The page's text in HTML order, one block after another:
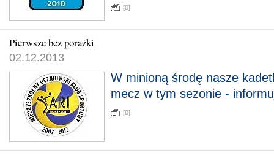
[0]
Pierwsze bez porażki
02.12.2013
W minioną środę nasze
mecz w tym sezonie -
[0]